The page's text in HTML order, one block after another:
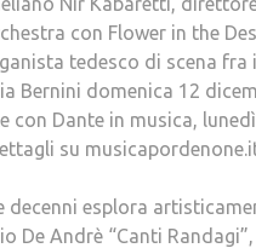
con Flower in the
tedesco di scena fra
Bernini domenica 12
con Dante in musica,
su
decenni esplora
De Andrè “Canti